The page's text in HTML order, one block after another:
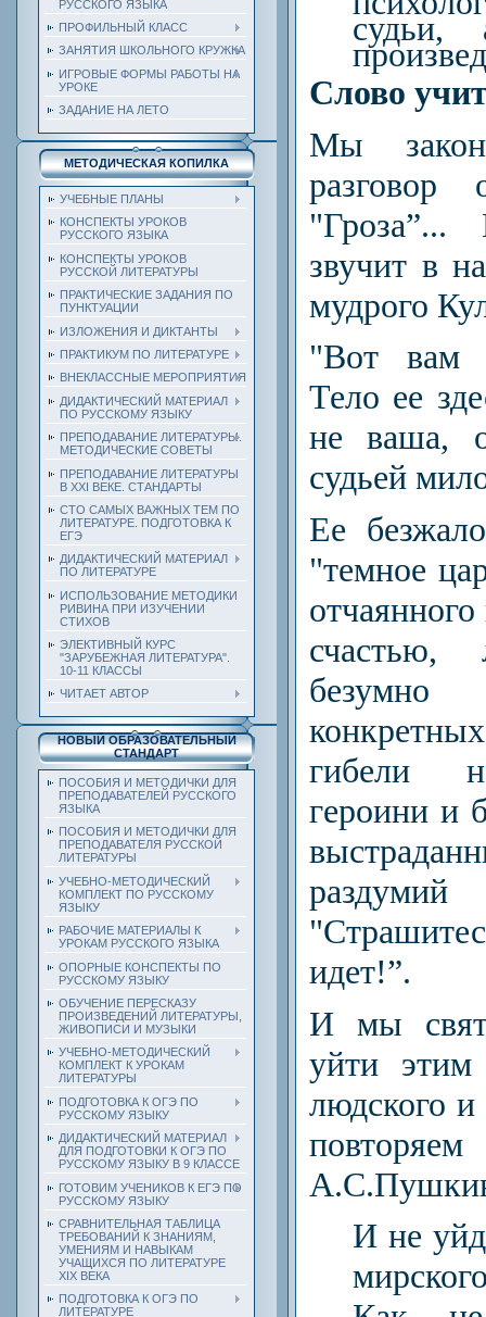
РУССКОГО ЯЗЫКА
ПРОФИЛЬНЫЙ КЛАСС
ЗАНЯТИЯ ШКОЛЬНОГО КРУЖКА
ИГРОВЫЕ ФОРМЫ РАБОТЫ НА
УРОКЕ
ЗАДАНИЕ НА ЛЕТО
МЕТОДИЧЕСКАЯ КОПИЛКА
УЧЕБНЫЕ ПЛАНЫ
КОНСПЕКТЫ УРОКОВ
РУССКОГО ЯЗЫКА
КОНСПЕКТЫ УРОКОВ
РУССКОЙ ЛИТЕРАТУРЫ
ПРАКТИЧЕСКИЕ ЗАДАНИЯ ПО
ПУНКТУАЦИИ
ИЗЛОЖЕНИЯ И ДИКТАНТЫ
ПРАКТИКУМ ПО ЛИТЕРАТУРЕ
ВНЕКЛАССНЫЕ МЕРОПРИЯТИЯ
ДИДАКТИЧЕСКИЙ МАТЕРИАЛ
ПО РУССКОМУ ЯЗЫКУ
ПРЕПОДАВАНИЕ ЛИТЕРАТУРЫ.
МЕТОДИЧЕСКИЕ СОВЕТЫ
ПРЕПОДАВАНИЕ ЛИТЕРАТУРЫ
В XXI ВЕКЕ. СТАНДАРТЫ
СТО САМЫХ ВАЖНЫХ ТЕМ ПО
ЛИТЕРАТУРЕ. ПОДГОТОВКА К
ЕГЭ
ДИДАКТИЧЕСКИЙ МАТЕРИАЛ
ПО ЛИТЕРАТУРЕ
ИСПОЛЬЗОВАНИЕ МЕТОДИКИ
РИВИНА ПРИ ИЗУЧЕНИИ
СТИХОВ
ЭЛЕКТИВНЫЙ КУРС
"ЗАРУБЕЖНАЯ ЛИТЕРАТУРА".
10-11 КЛАССЫ
ЧИТАЕТ АВТОР
НОВЫЙ ОБРАЗОВАТЕЛЬНЫЙ
СТАНДАРТ
ПОСОБИЯ И МЕТОДИЧКИ ДЛЯ
ПРЕПОДАВАТЕЛЕЙ РУССКОГО
ЯЗЫКА
ПОСОБИЯ И МЕТОДИЧКИ ДЛЯ
ПРЕПОДАВАТЕЛЯ РУССКОЙ
ЛИТЕРАТУРЫ
УЧЕБНО-МЕТОДИЧЕСКИЙ
КОМПЛЕКТ ПО РУССКОМУ
ЯЗЫКУ
РАБОЧИЕ МАТЕРИАЛЫ К
УРОКАМ РУССКОГО ЯЗЫКА
ОПОРНЫЕ КОНСПЕКТЫ ПО
РУССКОМУ ЯЗЫКУ
ОБУЧЕНИЕ ПЕРЕСКАЗУ
ПРОИЗВЕДЕНИЙ ЛИТЕРАТУРЫ,
ЖИВОПИСИ И МУЗЫКИ
УЧЕБНО-МЕТОДИЧЕСКИЙ
КОМПЛЕКТ К УРОКАМ
ЛИТЕРАТУРЫ
ПОДГОТОВКА К ОГЭ ПО
РУССКОМУ ЯЗЫКУ
ДИДАКТИЧЕСКИЙ МАТЕРИАЛ
ДЛЯ ПОДГОТОВКИ К ОГЭ ПО
РУССКОМУ ЯЗЫКУ В 9 КЛАССЕ
ГОТОВИМ УЧЕНИКОВ К ЕГЭ ПО
РУССКОМУ ЯЗЫКУ
СРАВНИТЕЛЬНАЯ ТАБЛИЦА
ТРЕБОВАНИЙ К ЗНАНИЯМ,
УМЕНИЯМ И НАВЫКАМ
УЧАЩИХСЯ ПО ЛИТЕРАТУРЕ
ХIХ ВЕКА
ПОДГОТОВКА К ОГЭ ПО
ЛИТЕРАТУРЕ
судьи,
Слово
Мы
разговор
звучит в
мудрого
"Вот вам
Тело ее
не ваша,
судьей
Ее
"темное
безумно
гибели
героини и
идет!”.
И мы
уйти этим
людского и
И не